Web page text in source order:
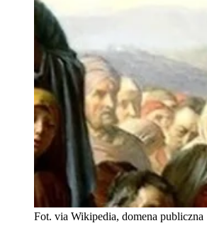
Fot. via Wikipedia, domena publiczna